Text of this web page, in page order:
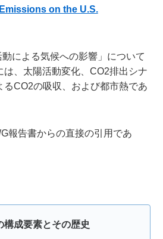
on the U.S.
による気候への影響」について
は、太陽活動変化、CO2排出シナ
るCO2の吸収、および都市熱であ
報告書からの直接の引用であ
成要素とその歴史